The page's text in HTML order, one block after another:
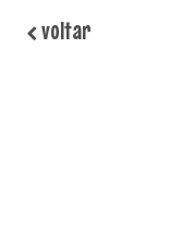
voltar